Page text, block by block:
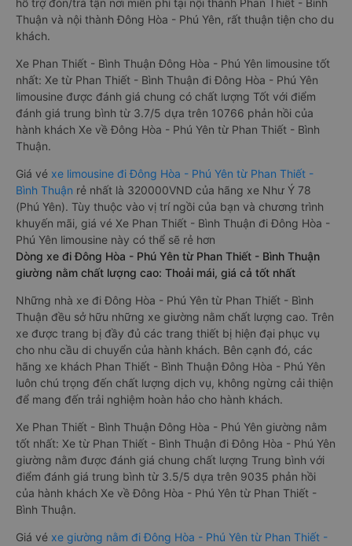
hỗ trợ đón/trả tận nơi miễn phí tại nội thành Phan Thiết - Bình
Thuận và nội thành Đông Hòa - Phú Yên, rất thuận tiện cho du
khách.
Xe Phan Thiết - Bình Thuận Đông Hòa - Phú Yên limousine tốt
nhất: Xe từ Phan Thiết - Bình Thuận đi Đông Hòa - Phú Yên
limousine được đánh giá chung có chất lượng Tốt với điểm
đánh giá trung bình từ 3.7/5 dựa trên 10766 phản hồi của
hành khách Xe về Đông Hòa - Phú Yên từ Phan Thiết - Bình
Thuận.
Giá vé xe limousine đi Đông Hòa - Phú Yên từ Phan Thiết -
Bình Thuận rẻ nhất là 320000VND của hãng xe Như Ý 78
(Phú Yên). Tùy thuộc vào vị trí ngồi của bạn và chương trình
khuyến mãi, giá vé Xe Phan Thiết - Bình Thuận đi Đông Hòa -
Phú Yên limousine này có thể sẽ rẻ hơn
Dòng xe đi Đông Hòa - Phú Yên từ Phan Thiết - Bình Thuận
giường nằm chất lượng cao: Thoải mái, giá cả tốt nhất
Những nhà xe đi Đông Hòa - Phú Yên từ Phan Thiết - Bình
Thuận đều sở hữu những xe giường nằm chất lượng cao. Trên
xe được trang bị đầy đủ các trang thiết bị hiện đại phục vụ
cho nhu cầu di chuyển của hành khách. Bên cạnh đó, các
hãng xe khách Phan Thiết - Bình Thuận Đông Hòa - Phú Yên
luôn chú trọng đến chất lượng dịch vụ, không ngừng cải thiện
để mang đến trải nghiệm hoàn hảo cho hành khách.
Xe Phan Thiết - Bình Thuận Đông Hòa - Phú Yên giường nằm
tốt nhất: Xe từ Phan Thiết - Bình Thuận đi Đông Hòa - Phú Yên
giường nằm được đánh giá chung chất lượng Trung bình với
điểm đánh giá trung bình từ 3.5/5 dựa trên 9035 phản hồi
của hành khách Xe về Đông Hòa - Phú Yên từ Phan Thiết -
Bình Thuận.
Giá vé xe giường nằm đi Đông Hòa - Phú Yên từ Phan Thiết -